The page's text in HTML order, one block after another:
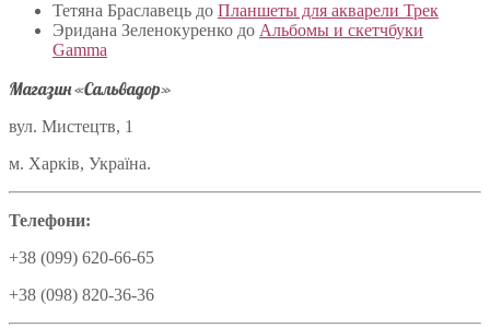
Тетяна Браславець до Планшеты для акварели Трек
Эридана Зеленокуренко до Альбомы и скетчбуки
Gamma
Магазин «Сальвадор»
вул. Мистецтв, 1
м. Харків, Україна.
Телефони:
+38 (099) 620-66-65
+38 (098) 820-36-36